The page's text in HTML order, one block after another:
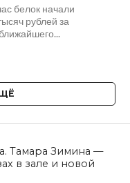
белок начали
рублей за
Тамара Зимина —
в зале и новой